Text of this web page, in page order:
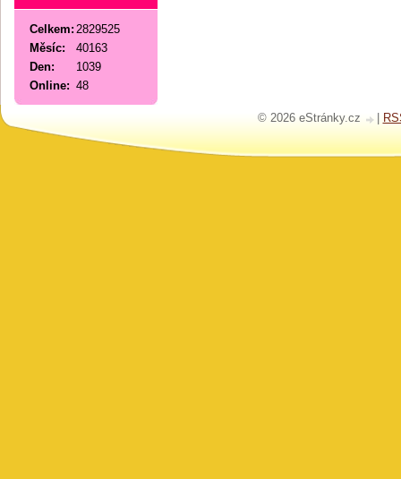
Online: 48
Celkem: 2829525
Měsíc:
40163
Den:
1039
© 2026 eStránky.cz